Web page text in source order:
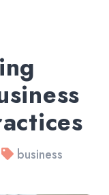
business